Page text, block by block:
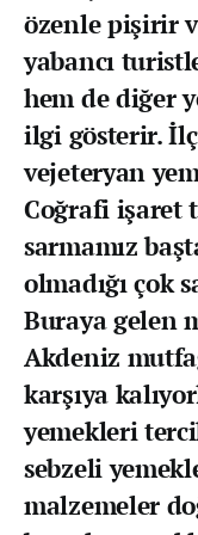
özenle pişirir
yabancı
hem de diğer
ilgi gösterir.
vejeteryan
Coğrafi işaret
sarmamız
olmadığı çok
Buraya gelen
Akdeniz
karşıya
yemekleri
sebzeli
malzemeler